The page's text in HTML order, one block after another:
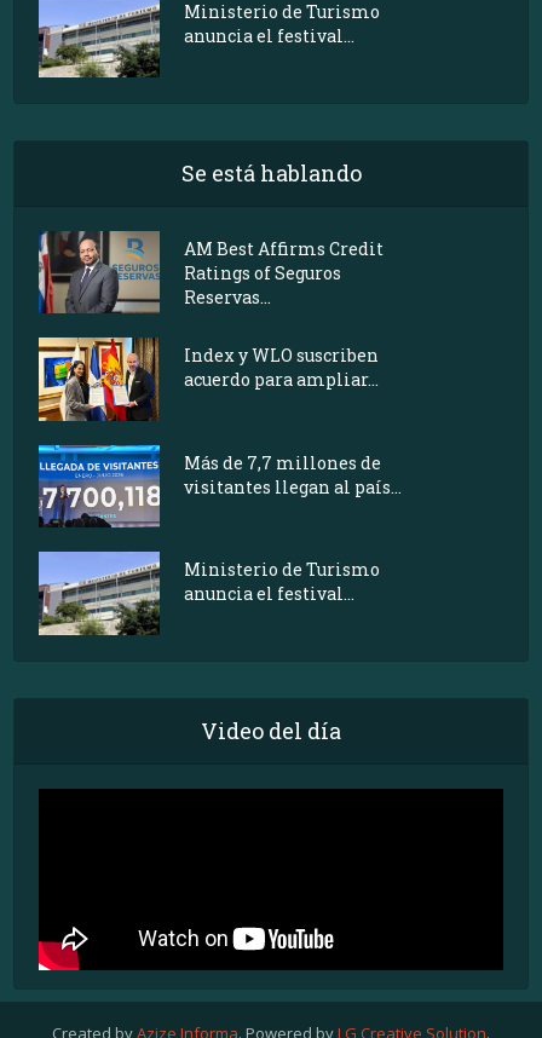
Ministerio de Turismo
anuncia el festival...
Se está hablando
AM Best Affirms Credit
Ratings of Seguros
Reservas...
Index y WLO suscriben
acuerdo para ampliar...
Más de 7,7 millones de
visitantes llegan al país...
Ministerio de Turismo
anuncia el festival...
Video del día
Created byAzize Informa. Powered byLG Creative Solution.